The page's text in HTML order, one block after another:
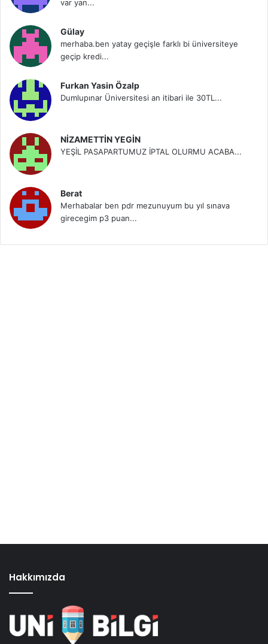
var yan...
Gülay
merhaba.ben yatay geçişle farklı bi üniversiteye
geçip kredi...
Furkan Yasin Özalp
Dumlupınar Üniversitesi an itibari ile 30TL...
NİZAMETTİN YEGİN
YEŞİL PASAPARTUMUZ İPTAL OLURMU ACABA...
Berat
Merhabalar ben pdr mezunuyum bu yıl sınava
girecegim p3 puan...
Hakkımızda